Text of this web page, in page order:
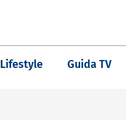
Lifestyle Guida TV